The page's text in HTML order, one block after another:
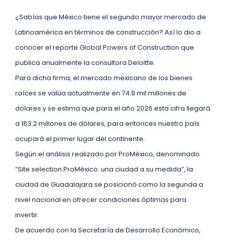
¿Sabías que México tiene el segundo mayor mercado de
Latinoamérica en términos de construcción? Así lo dio a
conocer el reporte Global Powers of Construction que
publica anualmente la consultora Deloitte.
Para dicha firma, el mercado mexicano de los bienes
raíces se valúa actualmente en 74.8 mil millones de
dólares y se estima que para el año 2026 esta cifra llegará
a 163.2 millones de dólares, para entonces nuestro país
ocupará el primer lugar del continente.
Según el análisis realizado por ProMéxico, denominado
“Site selection ProMéxico: una ciudad a su medida”, la
ciudad de Guadalajara se posicionó como la segunda a
nivel nacional en ofrecer condiciones óptimas para
invertir.
De acuerdo con la Secretaría de Desarrollo Económico,